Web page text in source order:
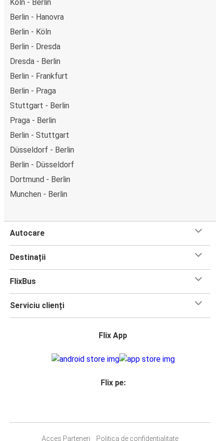
Köln - Berlin
Berlin - Hanovra
Berlin - Köln
Berlin - Dresda
Dresda - Berlin
Berlin - Frankfurt
Berlin - Praga
Stuttgart - Berlin
Praga - Berlin
Berlin - Stuttgart
Düsseldorf - Berlin
Berlin - Düsseldorf
Dortmund - Berlin
Munchen - Berlin
Autocare
Destinații
FlixBus
Serviciu clienți
Flix App
Flix pe:
Acces Parteneri Politica de confidențialitate